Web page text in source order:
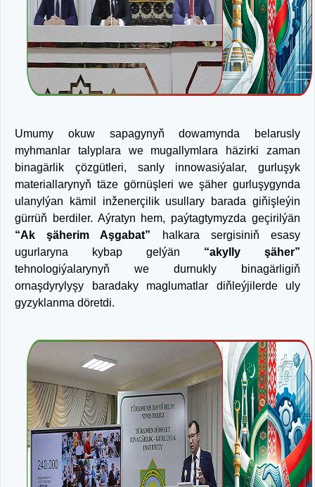
Umumy okuw sapagynyň dowamynda belarusly
myhmanlar talyplara we mugallymlara häzirki zaman
binagärlik çözgütleri, sanly innowasiýalar, gurluşyk
materiallarynyň täze görnüşleri we şäher gurluşygynda
ulanylýan kämil inženerçilik usullary barada giňişleýin
gürrüň berdiler. Aýratyn hem, paýtagtymyzda geçirilýän
“Ak şäherim Aşgabat” halkara sergisiniň esasy
ugurlaryna kybap gelýän “akylly şäher”
tehnologiýalarynyň we durnukly binagärligiň
ornaşdyrylyşy baradaky maglumatlar diňleýjilerde uly
gyzyklanma döretdi.